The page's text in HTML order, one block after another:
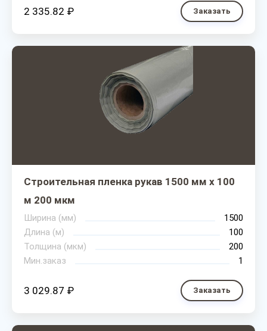
2 335.82 ₽ Заказать
Строительная пленка рукав 1500 мм х 100
м 200 мкм
Ширина (мм)
1500
Длина (м)
100
Толщина (мкм)
200
Мин.заказ
1
3 029.87 ₽ Заказать